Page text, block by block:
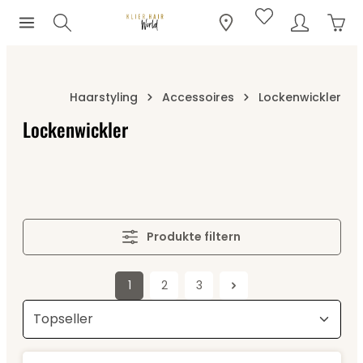
Zum Hauptinhalt springen
Haarstyling Accessoires Lockenwickler
Lockenwickler
Produkte filtern
Seite
1 Seite
2 Seite
3